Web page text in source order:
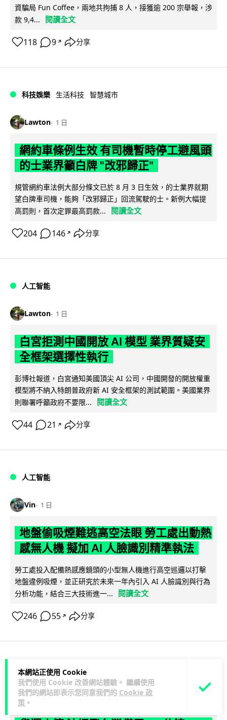
本網站正使用 Cookie
我們使用 Cookie 改善網站體驗。 繼續使用
我們的網站即表示您同意我們的 Cookie 政
策 。
資騙局 Fun Coffee，兩地共拘捕 8 人，接獲逾 200 宗舉報，涉
款 9,4...
閱讀全文
118 9 ↗ 分享
科技娛樂 生活科技 智慧城市
Lawton 1 日
網約車條例生效 有司機暫時停工避風頭
的士業界籲白牌 "改邪歸正"
規管網約車法例大部分條文已於 8 月 3 日生效，的士業界就期
望白牌車司機，能夠「改邪歸正」回流駕駛的士。新例大幅提
高罰則，首次定罪最高罰款...
閱讀全文
204 146 ↗ 分享
人工智能
Lawton 1 日
白宮拒測中國開放 AI 模型 業界質疑安
全框架選擇性執行
彭博社報道，白宮通知美國頂尖 AI 公司，中國開發的開放權重
模型將不納入特朗普政府新 AI 安全框架的測試範圍。美國業界
則聯署呼籲政府不要限...
閱讀全文
44 21 ↗ 分享
人工智能
Vin 1 日
地盤偷吸煙難逃高空法眼 勞工處出動熱
感無人機 擬加 AI 人臉識別精準執法
勞工處投入配備熱感應鏡頭的小型無人機進行高空巡邏以打擊
地盤違例吸煙，並正研究於未來一年內引入 AI 人臉識別與行為
分析功能，結合三大技術進一...
閱讀全文
246 55 ↗ 分享
人工智能
Lawton 1 日